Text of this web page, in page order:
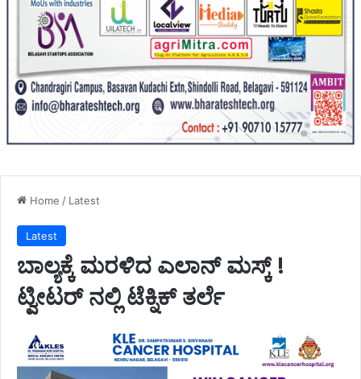
Home / Latest
Latest
ಬಾಲ್ಯಕ್ಕೆ ಮರಳಿದ ಎಲಾನ್ ಮಸ್ಕ್ !
ಟ್ವೀಟರ್ ನಲ್ಲಿ ಟೆಕ್ನಿಕ್ ತರ್ಲೆ